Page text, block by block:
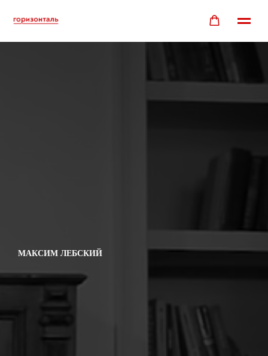
МАКСИМ ЛЕБСКИЙ